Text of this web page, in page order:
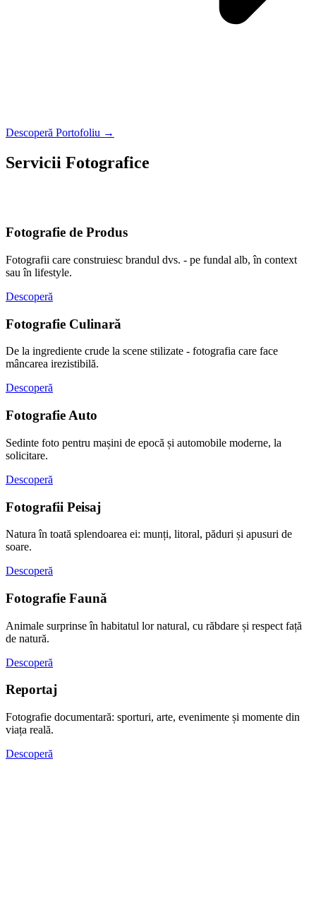
Descoperă Portofoliu →
Servicii Fotografice
Fotografie de Produs
Fotografii care construiesc brandul dvs. - pe fundal alb, în context
sau în lifestyle.
Descoperă
Fotografie Culinară
De la ingrediente crude la scene stilizate - fotografia care face
mâncarea irezistibilă.
Descoperă
Fotografie Auto
Sedinte foto pentru mașini de epocă și automobile moderne, la
solicitare.
Descoperă
Fotografii Peisaj
Natura în toată splendoarea ei: munți, litoral, păduri și apusuri de
soare.
Descoperă
Fotografie Faună
Animale surprinse în habitatul lor natural, cu răbdare și respect față
de natură.
Descoperă
Reportaj
Fotografie documentară: sporturi, arte, evenimente și momente din
viața reală.
Descoperă